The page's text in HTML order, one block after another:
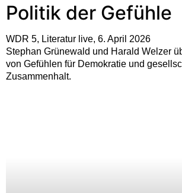
Politik der Gefühle
WDR 5, Literatur live, 6. April 2026
Stephan Grünewald und Harald Welzer
von Gefühlen für Demokratie und
Zusammenhalt.